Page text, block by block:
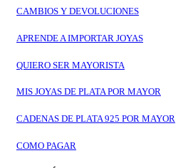
CAMBIOS Y DEVOLUCIONES
APRENDE A IMPORTAR JOYAS
QUIERO SER MAYORISTA
MIS JOYAS DE PLATA POR MAYOR
CADENAS DE PLATA 925 POR MAYOR
COMO PAGAR